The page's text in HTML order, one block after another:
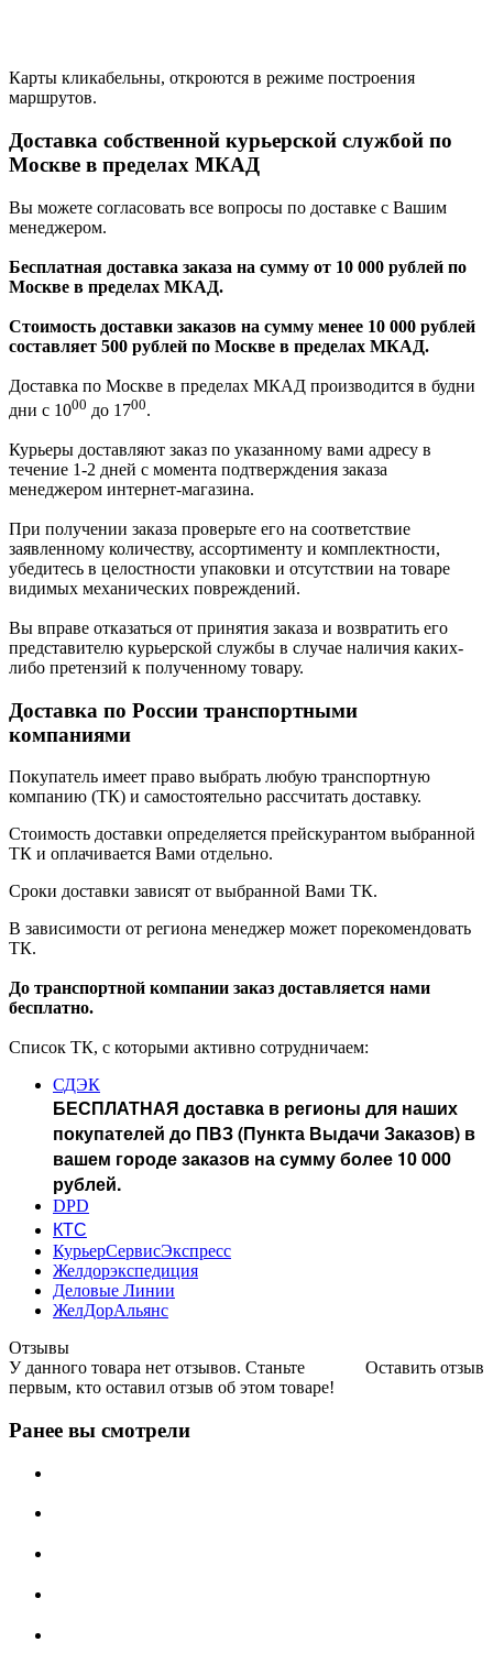
Карты кликабельны, откроются в режиме построения
маршрутов.
Доставка собственной курьерской службой по
Москве в пределах МКАД
Вы можете согласовать все вопросы по доставке с Вашим
менеджером.
Бесплатная доставка заказа на сумму от 10 000 рублей по
Москве в пределах МКАД.
Стоимость доставки заказов на сумму менее 10 000 рублей
составляет 500 рублей по Москве в пределах МКАД.
Доставка по Москве в пределах МКАД производится в будни
дни с 1000 до 1700.
Курьеры доставляют заказ по указанному вами адресу в
течение 1-2 дней с момента подтверждения заказа
менеджером интернет-магазина.
При получении заказа проверьте его на соответствие
заявленному количеству, ассортименту и комплектности,
убедитесь в целостности упаковки и отсутствии на товаре
видимых механических повреждений.
Вы вправе отказаться от принятия заказа и возвратить его
представителю курьерской службы в случае наличия каких-
либо претензий к полученному товару.
Доставка по России транспортными
компаниями
Покупатель имеет право выбрать любую транспортную
компанию (ТК) и самостоятельно рассчитать доставку.
Стоимость доставки определяется прейскурантом выбранной
ТК и оплачивается Вами отдельно.
Сроки доставки зависят от выбранной Вами ТК.
В зависимости от региона менеджер может порекомендовать
ТК.
До транспортной компании заказ доставляется нами
бесплатно.
Список ТК, с которыми активно сотрудничаем:
СДЭК
БЕСПЛАТНАЯ доставка в регионы для наших
покупателей до ПВЗ (Пункта Выдачи Заказов) в
вашем городе заказов на сумму более 10 000
рублей.
DPD
КТС
КурьерСервисЭкспресс
Желдорэкспедиция
Деловые Линии
ЖелДорАльянс
Отзывы
Оставить отзыв
У данного товара нет отзывов. Станьте
первым, кто оставил отзыв об этом товаре!
Ранее вы смотрели